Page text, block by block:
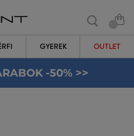
GYEREK OUTLET
-50% >>